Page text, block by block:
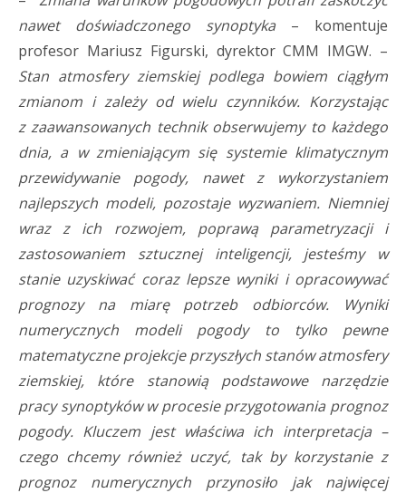
nawet doświadczonego synoptyka – komentuje
profesor Mariusz Figurski, dyrektor CMM IMGW. –
Stan atmosfery ziemskiej podlega bowiem ciągłym
zmianom i zależy od wielu czynników. Korzystając
z zaawansowanych technik obserwujemy to każdego
dnia, a w zmieniającym się systemie klimatycznym
przewidywanie pogody, nawet z wykorzystaniem
najlepszych modeli, pozostaje wyzwaniem. Niemniej
wraz z ich rozwojem, poprawą parametryzacji i
zastosowaniem sztucznej inteligencji, jesteśmy w
stanie uzyskiwać coraz lepsze wyniki i opracowywać
prognozy na miarę potrzeb odbiorców. Wyniki
numerycznych modeli pogody to tylko pewne
matematyczne projekcje przyszłych stanów atmosfery
ziemskiej, które stanowią podstawowe narzędzie
pracy synoptyków w procesie przygotowania prognoz
pogody. Kluczem jest właściwa ich interpretacja –
czego chcemy również uczyć, tak by korzystanie z
prognoz numerycznych przynosiło jak najwięcej